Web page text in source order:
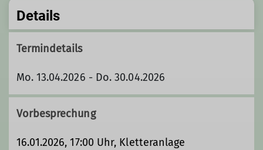
Details
Termindetails
Mo. 13.04.2026 - Do. 30.04.2026
Vorbesprechung
16.01.2026, 17:00 Uhr, Kletteranlage